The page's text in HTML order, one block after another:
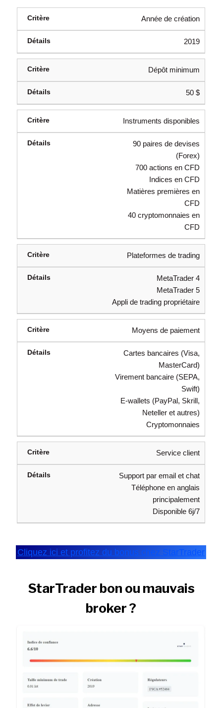
Année de création
2019
Dépôt minimum
50 $
Instruments disponibles
90 paires de devises
(Forex)
700 actions en CFD
Indices en CFD
Matières premières en
CFD
40 cryptomonnaies en
CFD
Plateformes de trading
MetaTrader 4
MetaTrader 5
Appli de trading propriétaire
Moyens de paiement
Cartes bancaires (Visa,
MasterCard)
Virement bancaire (SEPA,
Swift)
E-wallets (PayPal, Skrill,
Neteller et autres)
Cryptomonnaies
Service client
Support par email et chat
Téléphone en anglais
principalement
Disponible 6j/7
Cliquez ici et profitez du bonus chez StarTrader
StarTrader bon ou mauvais
broker ?